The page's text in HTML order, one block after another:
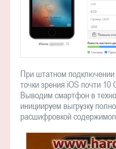
При штатном
точки зрения iOS почти 10
Выводим смартфон в
инициируем выгрузку
расшифровкой